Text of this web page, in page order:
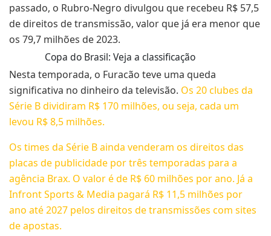
passado, o Rubro-Negro divulgou que recebeu R$ 57,5
de direitos de transmissão, valor que já era menor que
os 79,7 milhões de 2023.
Copa do Brasil: Veja a classificação
Nesta temporada, o Furacão teve uma queda
significativa no dinheiro da televisão. Os 20 clubes da
Série B dividiram R$ 170 milhões, ou seja, cada um
levou R$ 8,5 milhões.
Os times da Série B ainda venderam os direitos das
placas de publicidade por três temporadas para a
agência Brax. O valor é de R$ 60 milhões por ano. Já a
Infront Sports & Media pagará R$ 11,5 milhões por
ano até 2027 pelos direitos de transmissões com sites
de apostas.